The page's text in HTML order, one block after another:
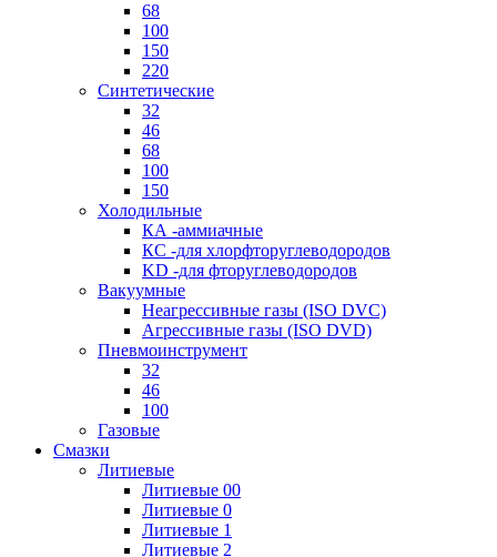
68
100
150
220
Синтетические
32
46
68
100
150
Холодильные
КА -аммиачные
КС -для хлорфторуглеводородов
KD -для фторуглеводородов
Вакуумные
Неагрессивные газы (ISO DVC)
Агрессивные газы (ISO DVD)
Пневмоинструмент
32
46
100
Газовые
Смазки
Литиевые
Литиевые 00
Литиевые 0
Литиевые 1
Литиевые 2